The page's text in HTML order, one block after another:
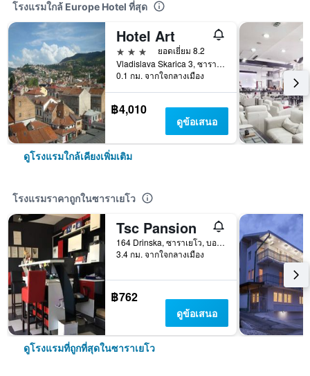
โรงแรมใกล้ Europe Hotel ที่สุด
Hotel Art
3 ดาว
ยอดเยี่ยม 8.2
Vladislava Skarica 3, ซาราเยโว, บอสเนียและเฮอร์เซโกวีนา
0.1 กม. จากใจกลางเมือง
฿4,010
ดูข้อเสนอ
ดูโรงแรมใกล้เคียงเพิ่มเติม
โรงแรมราคาถูกในซาราเยโว
Tsc Pansion
164 Drinska, ซาราเยโว, บอสเนียและเฮอร์เซโกวีนา
3.4 กม. จากใจกลางเมือง
฿762
ดูข้อเสนอ
ดูโรงแรมที่ถูกที่สุดในซาราเยโว